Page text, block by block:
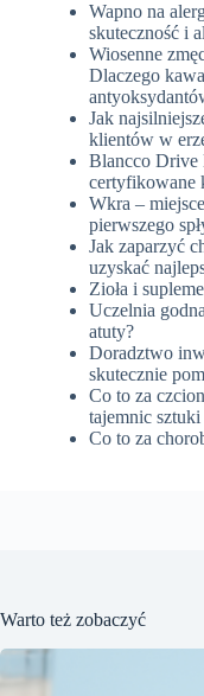
Wapno na
skuteczność i
Wiosenne
Dlaczego
Jak
klientów w
Blancco Drive
certyfikowane
Wkra –
pierwszego
Jak zaparzyć
uzyskać
Zioła i
Uczelnia
atuty?
Doradztwo
skutecznie
Co to za
tajemnic
Co to za
Warto też zobaczyć